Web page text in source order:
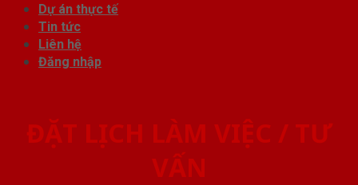
Dự án thực tế
Tin tức
Liên hệ
Đăng nhập
ĐẶT LỊCH LÀM VIỆC / TƯ
VẤN